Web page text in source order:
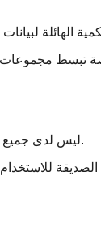
تبسط مجموعات
ليس لدى جميع الشركات الخبرة الداخلية اللازمة لتحليل وتفسير بيانات التجارة بشكل فعال.
الصديقة